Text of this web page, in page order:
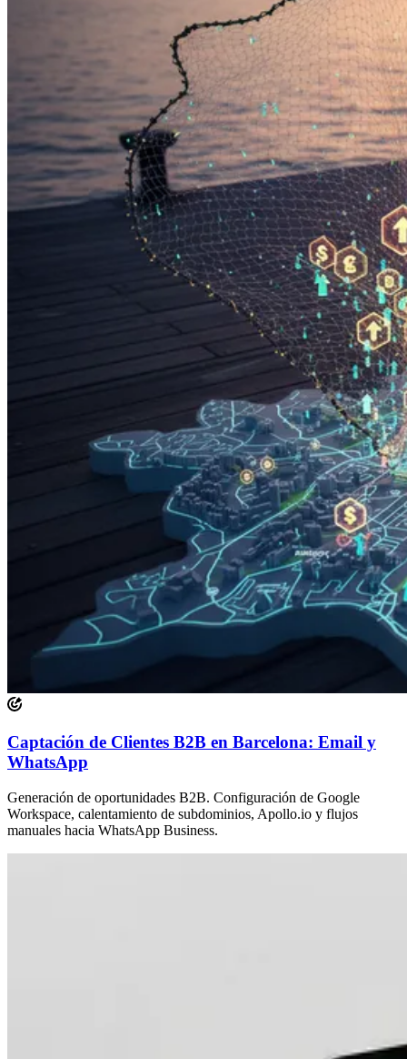
Captación de Clientes B2B en Barcelona: Email y
WhatsApp
Generación de oportunidades B2B. Configuración de Google
Workspace, calentamiento de subdominios, Apollo.io y flujos
manuales hacia WhatsApp Business.